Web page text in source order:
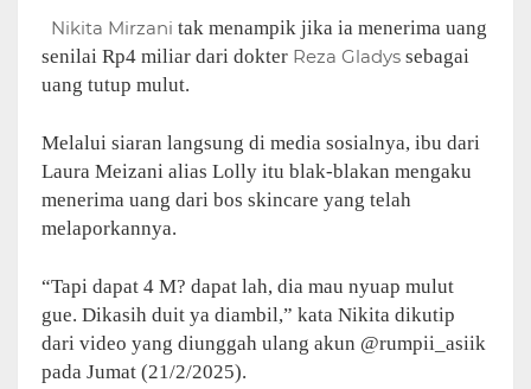
Nikita Mirzani tak menampik jika ia menerima uang
senilai Rp4 miliar dari dokter Reza Gladys sebagai
uang tutup mulut.
Melalui siaran langsung di media sosialnya, ibu dari
Laura Meizani alias Lolly itu blak-blakan mengaku
menerima uang dari bos skincare yang telah
melaporkannya.
“Tapi dapat 4 M? dapat lah, dia mau nyuap mulut
gue. Dikasih duit ya diambil,” kata Nikita dikutip
dari video yang diunggah ulang akun @rumpii_asiik
pada Jumat (21/2/2025).